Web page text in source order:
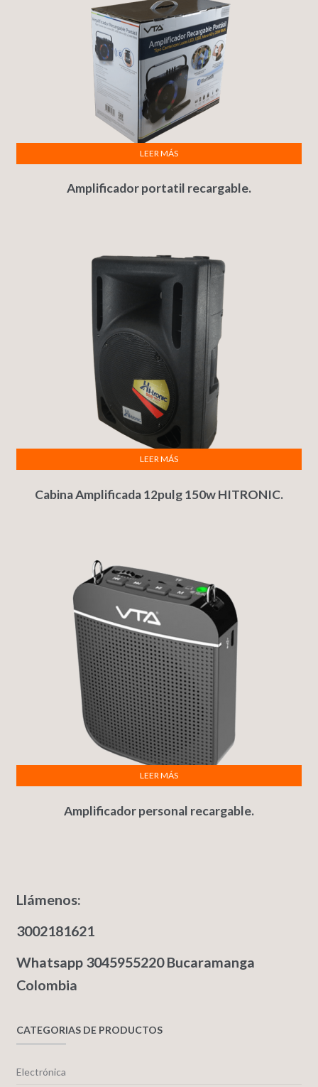
Amplificador portatil recargable.
LEER MÁS
Cabina Amplificada 12pulg 150w HITRONIC.
LEER MÁS
Amplificador personal recargable.
LEER MÁS
Llámenos:
3002181621
Whatsapp 3045955220 Bucaramanga
Colombia
CATEGORIAS DE PRODUCTOS
Electrónica